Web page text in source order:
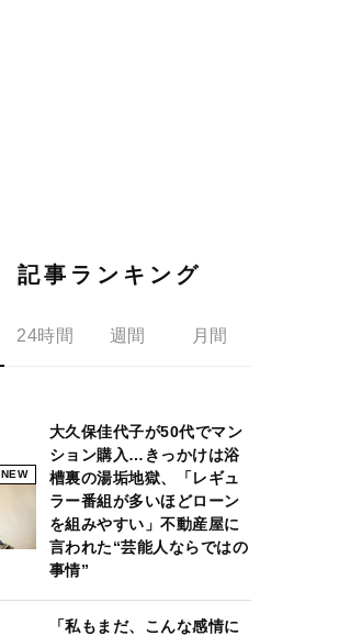
記事ランキング
24時間 週間 月間
NEW
大久保佳代子が50代でマン
ション購入…きっかけは浴
槽裏の湯垢地獄、「レギュ
ラー番組が多いほどローン
を組みやすい」不動産屋に
言われた“芸能人ならではの
事情”
「私もまだ、こんな感情に